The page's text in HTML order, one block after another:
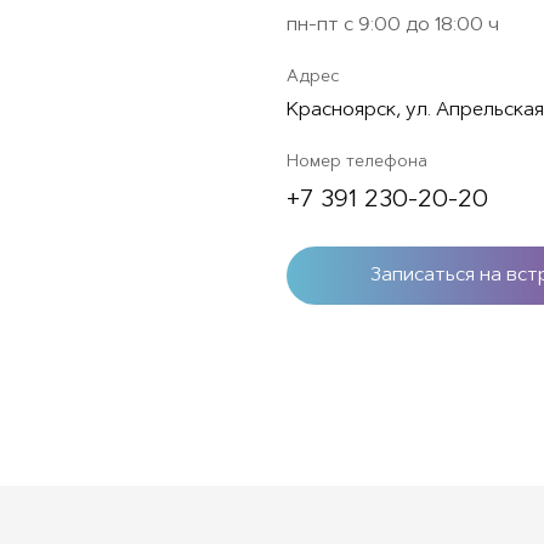
пн-пт с 9:00 до 18:00 ч
Адрес
Красноярск, ул.
Номер телефона
+7 391 230-20-20
Записаться на